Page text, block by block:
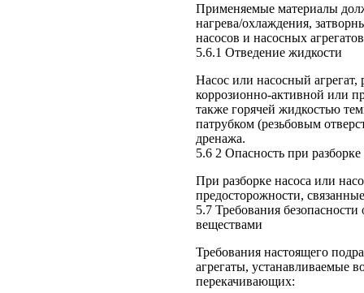
Применяемые материалы
нагрева/охлаждения,
насосов и насосных
5.6.1 Отведение жидкости
Насос или насосный
коррозионно-активной или
также горячей жидкостью
патрубком (резьбовым
дренажа.
5.6 2 Опасность при разборке
При разборке насоса или
предосторожности,
5.7 Требования
веществами
Требования настоящего
агрегаты, устанавливаемые
перекачивающих: